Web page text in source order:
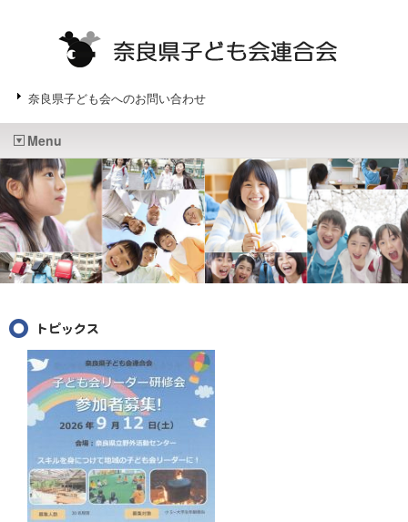
奈良県子ども会へのお問い合わせ
Menu